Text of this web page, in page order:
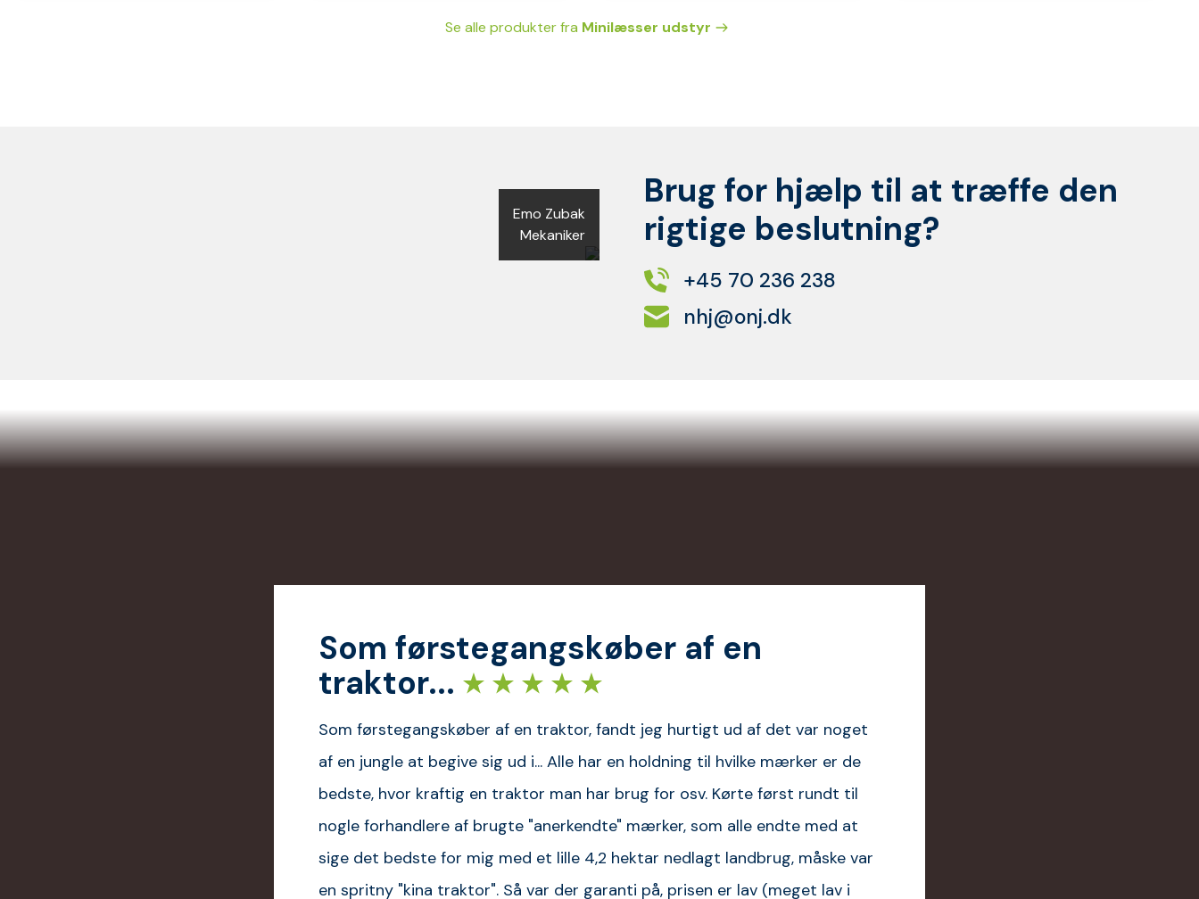
Se alle produkter fra Minilæsser udstyr
Emo Zubak
Mekaniker
Brug for hjælp til at træffe den
rigtige beslutning?
+45 70 236 238
nhj@onj.dk
Som førstegangskøber af en
traktor...
Som førstegangskøber af en traktor, fandt jeg hurtigt ud af det var noget
af en jungle at begive sig ud i... Alle har en holdning til hvilke mærker er de
bedste, hvor kraftig en traktor man har brug for osv. Kørte først rundt til
nogle forhandlere af brugte "anerkendte" mærker, som alle endte med at
sige det bedste for mig med et lille 4,2 hektar nedlagt landbrug, måske var
en spritny "kina traktor". Så var der garanti på, prisen er lav (meget lav i